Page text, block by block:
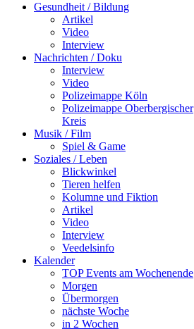
Gesundheit / Bildung
Artikel
Video
Interview
Nachrichten / Doku
Interview
Video
Polizeimappe Köln
Polizeimappe Oberbergischer
Kreis
Musik / Film
Spiel & Game
Soziales / Leben
Blickwinkel
Tieren helfen
Kolumne und Fiktion
Artikel
Video
Interview
Veedelsinfo
Kalender
TOP Events am Wochenende
Morgen
Übermorgen
nächste Woche
in 2 Wochen